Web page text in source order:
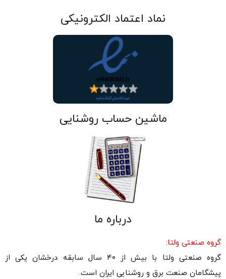
نماد اعتماد الکترونیکی
ماشین حساب روشنایی
درباره ما
گروه صنعتی ولتا:
گروه صنعتی ولتا با بیش از ۴۰ سال سابقه درخشان یکی از
پیشگامان صنعت برق و روشنایی ایران است.